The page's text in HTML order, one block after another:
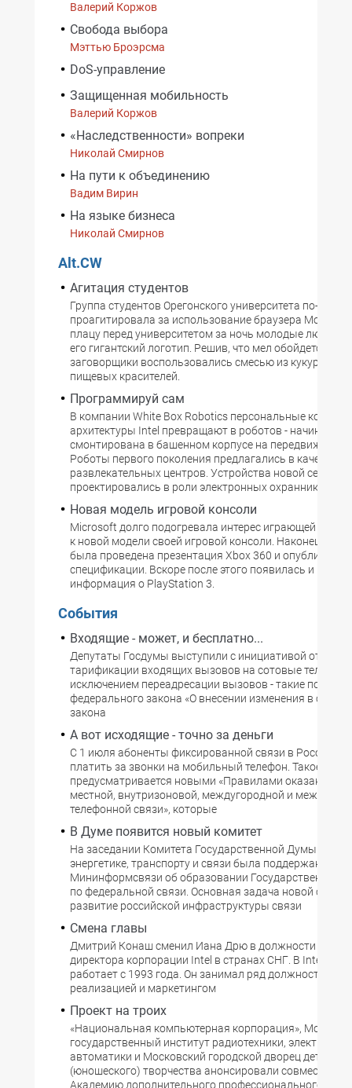
Валерий Коржов
Свобода выбора
Мэттью Броэрсма
DoS-управление
Защищенная мобильность
Валерий Коржов
«Наследственности» вопреки
Николай Смирнов
На пути к объединению
Вадим Вирин
На языке бизнеса
Николай Смирнов
Alt.CW
Агитация студентов
Группа студентов Орегонского университета по-
проагитировала за использование браузера Mozilla
плацу перед университетом за ночь молодые люди
его гигантский логотип. Решив, что мел обойдется
заговорщики воспользовались смесью из кукурузной
пищевых красителей.
Программируй сам
В компании White Box Robotics персональные
архитектуры Intel превращают в роботов - начинка ПК
смонтирована в башенном корпусе на передвижной
Роботы первого поколения предлагались в качестве
развлекательных центров. Устройства новой серии
проектировались в роли электронных охранников.
Новая модель игровой консоли
Microsoft долго подогревала интерес играющей
к новой модели своей игровой консоли. Наконец,
была проведена презентация Xbox 360 и
спецификации. Вскоре после этого появилась и
информация о PlayStation 3.
События
Входящие - может, и бесплатно...
Депутаты Госдумы выступили с инициативой отмены
тарификации входящих вызовов на сотовые
исключением переадресации вызовов - такие
федерального закона «О внесении изменения в
закона
А вот исходящие - точно за деньги
С 1 июля абоненты фиксированной связи в России
платить за звонки на мобильный телефон. Такое
предусматривается новыми «Правилами оказания
местной, внутризоновой, междугородной и
телефонной связи», которые
В Думе появится новый комитет
На заседании Комитета Государственной Думы РФ по
энергетике, транспорту и связи была поддержана
Мининформсвязи об образовании Государственной
по федеральной связи. Основная задача новой
развитие российской инфраструктуры связи
Смена главы
Дмитрий Конаш сменил Иана Дрю в должности
директора корпорации Intel в странах СНГ. В Intel
работает с 1993 года. Он занимал ряд должностей,
реализацией и маркетингом
Проект на троих
«Национальная компьютерная корпорация»,
государственный институт радиотехники,
автоматики и Московский городской дворец
(юношеского) творчества анонсировали совместный
Академию дополнительного профессионального